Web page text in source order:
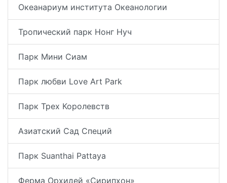
Океанариум института Океанологии
Тропический парк Нонг Нуч
Парк Мини Сиам
Парк любви Love Art Park
Парк Трех Королевств
Азиатский Сад Специй
Парк Suanthai Pattaya
Ферма Орхидей «Сирипхон»